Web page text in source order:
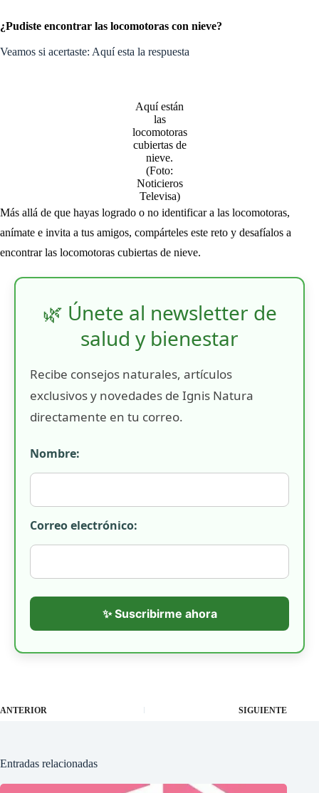
¿Pudiste encontrar las locomotoras con nieve?
Veamos si acertaste: Aquí esta la respuesta
Aquí están
las
locomotoras
cubiertas de
nieve.
(Foto:
Noticieros
Televisa)
Más allá de que hayas logrado o no identificar a las locomotoras,
anímate e invita a tus amigos, compárteles este reto y desafíalos a
encontrar las locomotoras cubiertas de nieve.
🌿 Únete al newsletter de
salud y bienestar
Recibe consejos naturales, artículos
exclusivos y novedades de Ignis Natura
directamente en tu correo.
Nombre:
Correo electrónico:
✨ Suscribirme ahora
ANTERIOR SIGUIENTE
Entradas relacionadas